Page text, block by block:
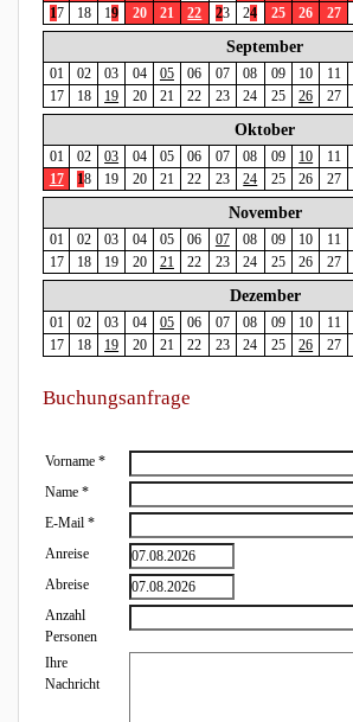
17 18 19 20 21 22 23 24 25 26 27
September
01 02 03 04 05 06 07 08 09 10 11
17
18 19 20 21 22 23 24 25 26 27
Oktober
01 02 03 04 05 06 07 08 09 10 11
17
18 19 20 21 22 23 24 25 26 27
November
01 02 03 04 05 06 07 08 09 10 11
17
18 19 20 21 22 23 24 25 26 27
Dezember
01 02 03 04 05 06 07 08 09 10 11
17
18 19 20 21 22 23 24 25 26 27
Buchungsanfrage
Vorname *
Name *
E-Mail *
Anreise
Abreise
Anzahl
Personen
Ihre
Nachricht